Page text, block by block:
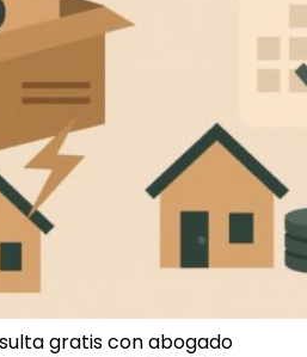
gratis con abogado